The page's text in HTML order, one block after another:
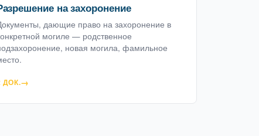
на захоронение
дающие право на захоронение в
могиле — родственное
новая могила, фамильное
ДОК.